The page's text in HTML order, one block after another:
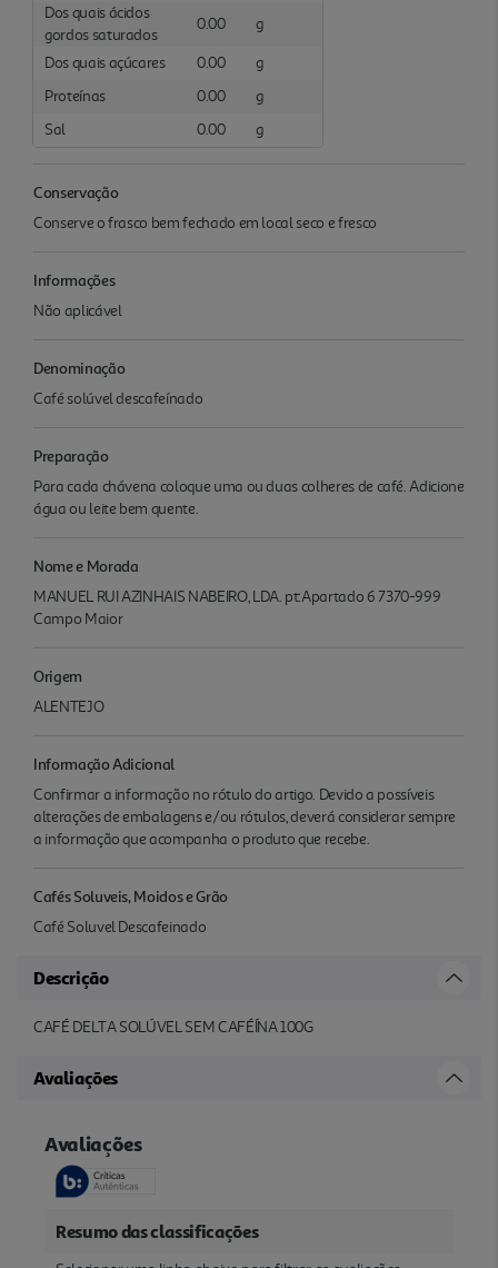
Dos quais ácidos
gordos saturados
0.00 g
Dos quais açúcares 0.00
g
Proteínas
0.00
g
Sal
0.00 g
Conservação
Conserve o frasco bem fechado em local seco e fresco
Informações
Não aplicável
Denominação
Café solúvel descafeínado
Preparação
Para cada chávena coloque uma ou duas colheres de café. Adicione
água ou leite bem quente.
Nome e Morada
MANUEL RUI AZINHAIS NABEIRO, LDA. pt:Apartado 6 7370-999
Campo Maior
Origem
ALENTEJO
Informação Adicional
Confirmar a informação no rótulo do artigo. Devido a possíveis
alterações de embalagens e/ou rótulos, deverá considerar sempre
a informação que acompanha o produto que recebe.
Cafés Soluveis, Moidos e Grão
Café Soluvel Descafeinado
Descrição
CAFÉ DELTA SOLÚVEL SEM CAFÉÍNA 100G
Avaliações